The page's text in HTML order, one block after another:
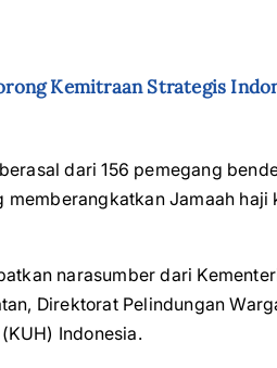
Kemitraan Strategis
dari 156 pemegang
Jamaah haji
narasumber dari
Direktorat Pelindungan
Indonesia.